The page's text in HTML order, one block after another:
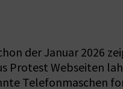
der Januar 2026
Protest Webseiten
Telefonmaschen